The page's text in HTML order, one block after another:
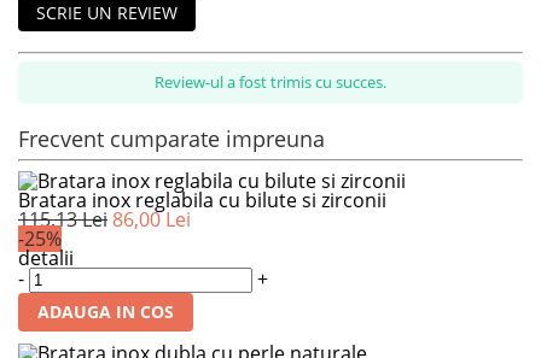
SCRIE UN REVIEW
Review-ul a fost trimis cu succes.
Frecvent cumparate impreuna
Bratara inox reglabila cu bilute si zirconii
115,13 Lei 86,00 Lei
-25%
detalii
- +
ADAUGA IN COS